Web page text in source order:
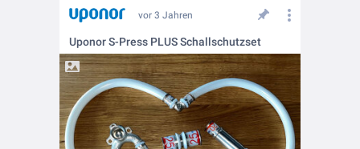
vor 3 Jahren
Uponor S-Press PLUS Schallschutzset